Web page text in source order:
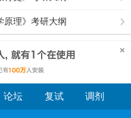
原理》考研大纲
论坛 复试 调剂